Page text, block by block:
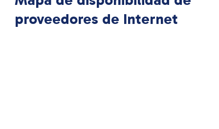
proveedores de Internet